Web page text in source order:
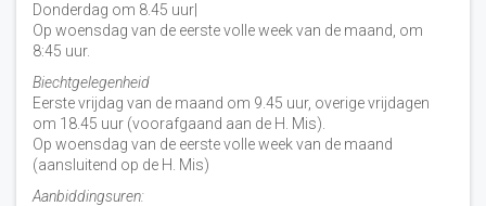
Donderdag om 8.45 uur|
Op woensdag van de eerste volle week van de maand, om
8:45 uur.
Biechtgelegenheid
Eerste vrijdag van de maand om 9.45 uur, overige vrijdagen
om 18.45 uur (voorafgaand aan de H. Mis).
Op woensdag van de eerste volle week van de maand
(aansluitend op de H. Mis)
Aanbiddingsuren: